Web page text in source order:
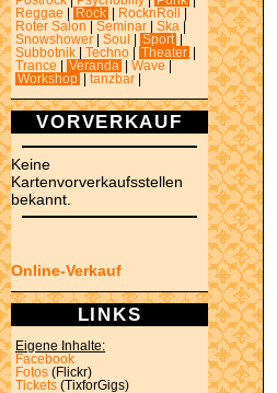
Reggae
Rock RocknRoll
Roter Salon
Seminar Ska
Snowshower
Soul Sport
Subbotnik
Techno Theater
Trance
Veranda Wave
Workshop
tanzbar
VORVERKAUF
Keine
Kartenvorverkaufsstellen
bekannt.
Online-Verkauf
LINKS
Eigene Inhalte:
Facebook
Fotos (Flickr)
Tickets (TixforGigs)